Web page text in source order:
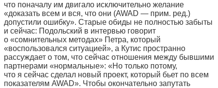
что поначалу им двигало исключительно желание
«доказать всем и вся, что они (AWAD — прим. ред.)
допустили ошибку». Старые обиды не полностью забыты
и сейчас: Подольский в интервью говорит
о «сомнительных методах» Петра, который
«воспользовался ситуацией», а Кутис пространно
рассуждает о том, что сейчас отношения между бывшими
партнерами «нормальные»: «Но только потому,
что я сейчас сделал новый проект, который бьет по всем
показателям AWAD». Чтобы окончательно запутать